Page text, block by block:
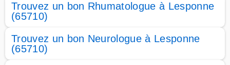
Trouvez un bon Rhumatologue à Lesponne
(65710)
Trouvez un bon Neurologue à Lesponne
(65710)